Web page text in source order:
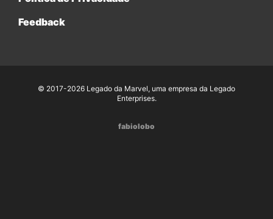
Feedback
© 2017-2026 Legado da Marvel, uma empresa da Legado
Enterprises.
fabiolobo